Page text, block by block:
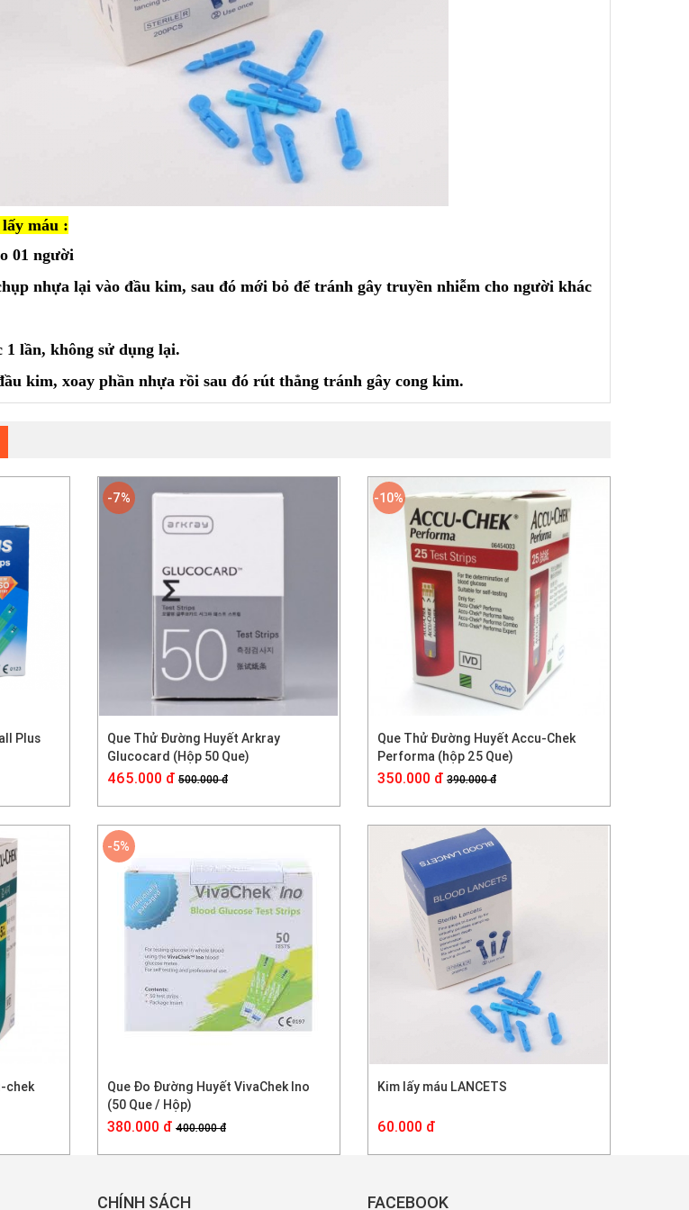
máu :
01 người
nhựa lại vào đầu kim, sau đó mới bỏ để tránh gây truyền nhiễm cho người khác
lần, không sử dụng lại.
kim, xoay phần nhựa rồi sau đó rút thẳng tránh gây cong kim.
Plus
Que Thử Đường Huyết Arkray
Glucocard (Hộp 50 Que)
465.000 đ 500.000 đ
-7%
Que Thử Đường Huyết Accu-Chek
Performa (hộp 25 Que)
350.000 đ 390.000 đ
-10%
chek
Que Đo Đường Huyết VivaChek Ino
(50 Que / Hộp)
380.000 đ 400.000 đ
-5%
Kim lấy máu LANCETS
60.000 đ
CHÍNH SÁCH FACEBOOK